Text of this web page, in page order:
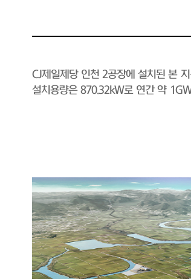
CJ제일제당 인천 2공장에 설치된 본
설치용량은 870.32kW로 연간 약